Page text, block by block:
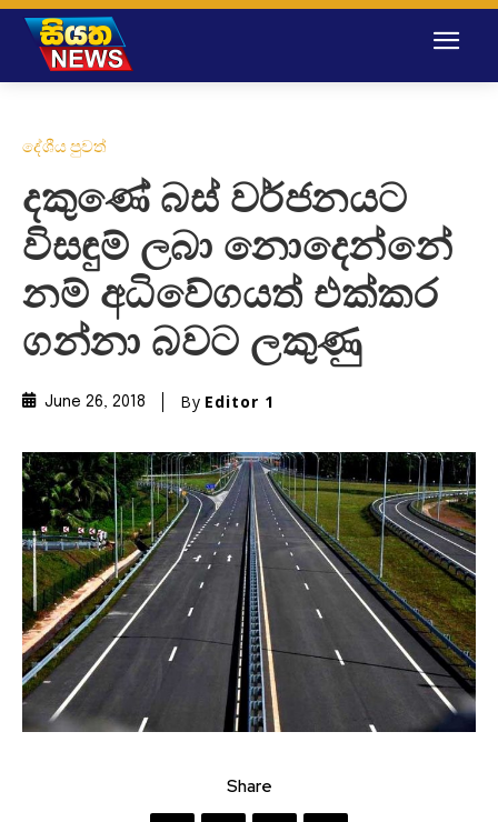
දේශීය පුවත්
දකුණ‌ේ බස් වර්ජනයට
විසඳුම් ලබා න‌ොද‌ෙන්‌නේ
නම් අධිවේගයත් එක්කර
ගන්නා බවට ලකුණු
June 26, 2018 By Editor 1
Share